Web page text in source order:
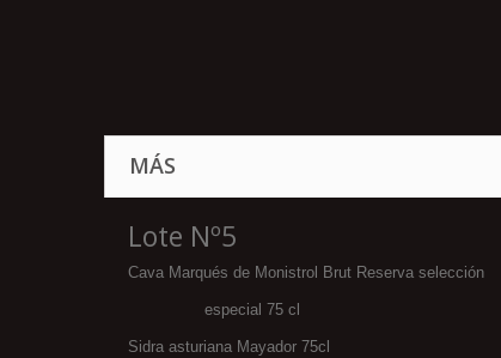
MÁS
Lote Nº5
Cava Marqués de Monistrol Brut Reserva selección
especial 75 cl
Sidra asturiana Mayador 75cl